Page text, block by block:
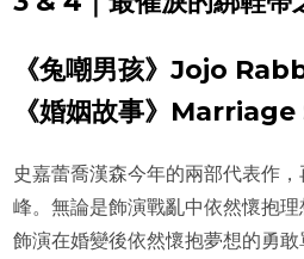
《兔嘲男孩》Jojo
《婚姻故事》Marriage
史嘉蕾喬漢森今年的兩部代表作
峰。無論是飾演戰亂中依然懷抱
飾演在婚變後依然懷抱夢想的勇